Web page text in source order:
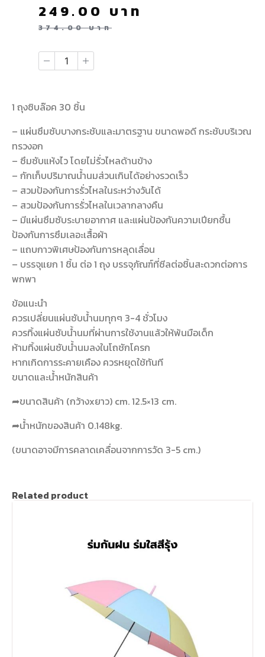
374.00บาท
249.00 บาท
1 ถุงซิบล๊อค 30 ชิ้น
– แผ่นซึมซับบางกระชับและมาตรฐาน ขนาดพอดี กระชับบริเวณ
ทรวงอก
– ซึมซับแห้งไว โดยไม่รั่วไหลด้านข้าง
– กักเก็บปริมาณน้ำนมส่วนเกินได้อย่างรวดเร็ว
– สวมป้องกันการรั่วไหลในระหว่างวันได้
– สวมป้องกันการรั่วไหลในเวลากลางคืน
– มีแผ่นซึมซับระบายอากาศ และแผ่นป้องกันความเปียกชื้น
ป้องกันการซึมเลอะเสื้อผ้า
– แถบกาวพิเศษป้องกันการหลุดเลื่อน
– บรรจุแยก 1 ชิ้น ต่อ 1 ถุง บรรจุภัณฑ์ที่ซีลต่อชิ้นสะดวกต่อการ
พกพา
ข้อแนะนำ
ควรเปลี่ยนแผ่นซับน้ำนมทุกๆ 3-4 ชั่วโมง
ควรทิ้งแผ่นซับน้ำนมที่ผ่านการใช้งานแล้วให้พ้นมือเด็ก
ห้ามทิ้งแผ่นซับน้ำนมลงในโถชักโครก
หากเกิดการระคายเคือง ควรหยุดใช้ทันที
ขนาดและน้ำหนักสินค้า
➦ขนาดสินค้า (กว้างxยาว) cm. 12.5×13 cm.
➦น้ำหนักของสินค้า 0.148kg.
(ขนาดอาจมีการคลาดเคลื่อนจากการวัด 3-5 cm.)
Related product